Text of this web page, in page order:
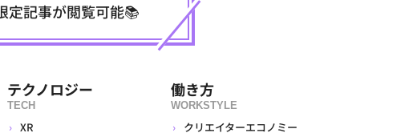
定記事が閲覧可能📚
テクノロジー
TECH
XR
働き方
WORKSTYLE
クリエイターエコノミー